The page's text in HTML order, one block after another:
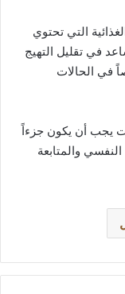
التي تحتوي
في تقليل التهيج
في الحالات
يجب أن يكون جزءاً
والمتابعة